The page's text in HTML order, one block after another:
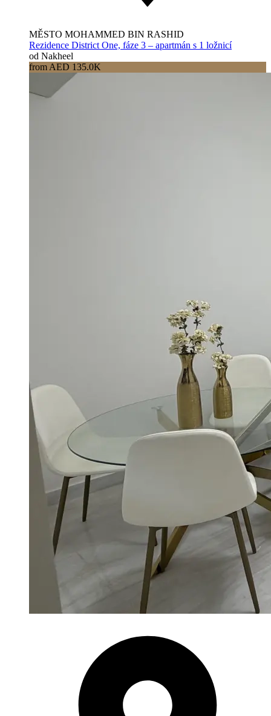
MĚSTO MOHAMMED BIN RASHID
Rezidence District One, fáze 3 – apartmán s 1 ložnicí
od Nakheel
from AED 135.0K